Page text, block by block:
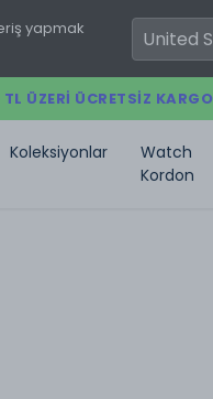
yapmak
ÜZERI ÜCRETSIZ KARGO
Koleksiyonlar
Watch
Kordon